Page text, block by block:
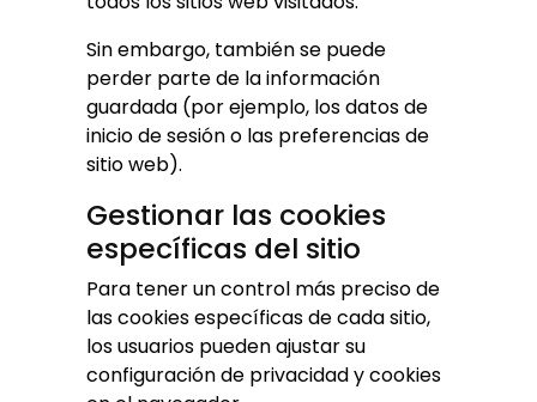
Sin embargo, también se puede
perder parte de la información
guardada (por ejemplo, los datos de
inicio de sesión o las preferencias de
sitio web).
Gestionar las cookies
específicas del sitio
Para tener un control más preciso de
las cookies específicas de cada sitio,
los usuarios pueden ajustar su
configuración de privacidad y cookies